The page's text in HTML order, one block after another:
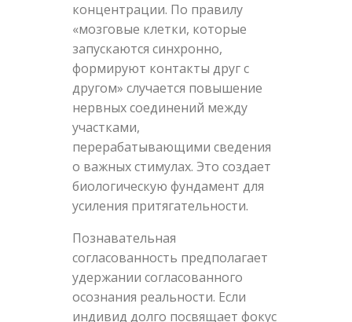
концентрации. По правилу
«мозговые клетки, которые
запускаются синхронно,
формируют контакты друг с
другом» случается повышение
нервных соединений между
участками,
перерабатывающими сведения
о важных стимулах. Это создает
биологическую фундамент для
усиления притягательности.
Познавательная
согласованность предполагает
удержании согласованного
осознания реальности. Если
индивид долго посвящает фокус